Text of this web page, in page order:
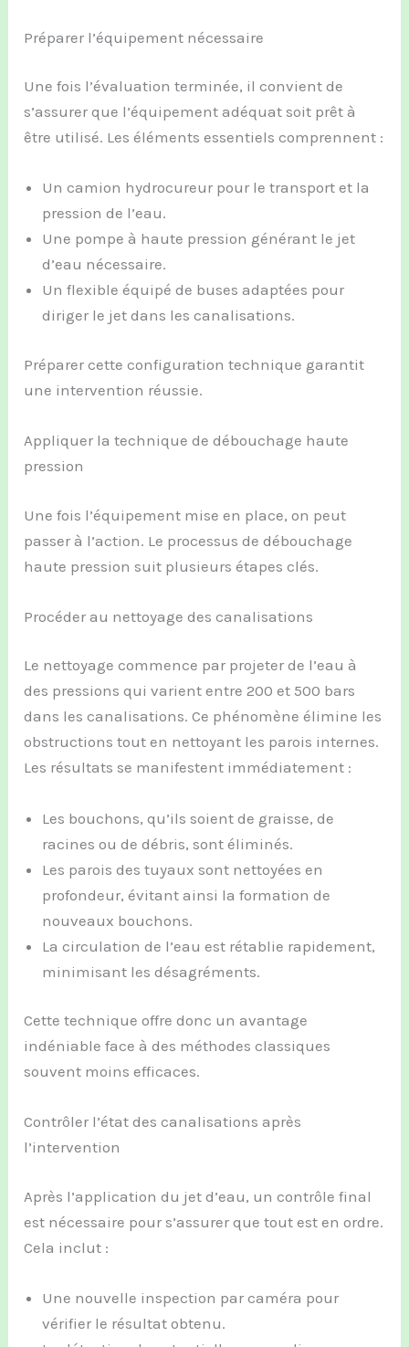
Préparer l’équipement nécessaire
Une fois l’évaluation terminée, il convient de
s’assurer que l’équipement adéquat soit prêt à
être utilisé. Les éléments essentiels comprennent :
Un camion hydrocureur pour le transport et la
pression de l’eau.
Une pompe à haute pression générant le jet
d’eau nécessaire.
Un flexible équipé de buses adaptées pour
diriger le jet dans les canalisations.
Préparer cette configuration technique garantit
une intervention réussie.
Appliquer la technique de débouchage haute
pression
Une fois l’équipement mise en place, on peut
passer à l’action. Le processus de débouchage
haute pression suit plusieurs étapes clés.
Procéder au nettoyage des canalisations
Le nettoyage commence par projeter de l’eau à
des pressions qui varient entre 200 et 500 bars
dans les canalisations. Ce phénomène élimine les
obstructions tout en nettoyant les parois internes.
Les résultats se manifestent immédiatement :
Les bouchons, qu’ils soient de graisse, de
racines ou de débris, sont éliminés.
Les parois des tuyaux sont nettoyées en
profondeur, évitant ainsi la formation de
nouveaux bouchons.
La circulation de l’eau est rétablie rapidement,
minimisant les désagréments.
Cette technique offre donc un avantage
indéniable face à des méthodes classiques
souvent moins efficaces.
Contrôler l’état des canalisations après
l’intervention
Après l’application du jet d’eau, un contrôle final
est nécessaire pour s’assurer que tout est en ordre.
Cela inclut :
Une nouvelle inspection par caméra pour
vérifier le résultat obtenu.